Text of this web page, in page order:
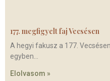
177. megfigyelt faj Vecsésen
A hegyi fakusz a 177.
egyben
Elolvasom »